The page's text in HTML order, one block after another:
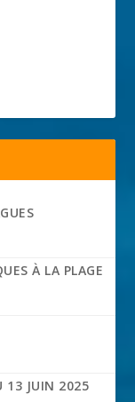
À LA PLAGE
13 JUIN 2025